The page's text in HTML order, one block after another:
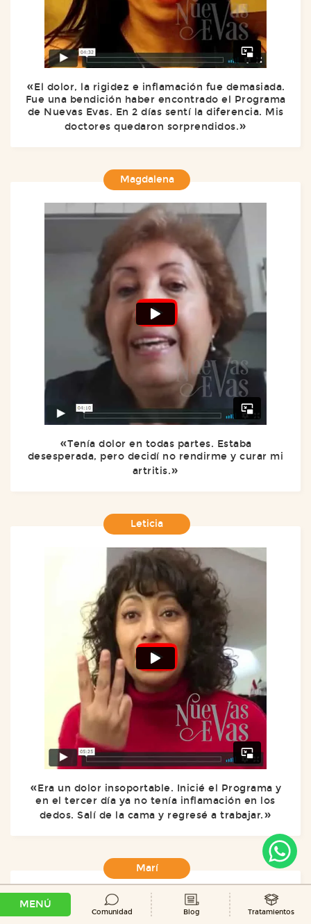
El dolor, la rigidez e inflamación fue demasiada.
Fue una bendición haber encontrado el Programa
de Nuevas Evas. En 2 días sentí la diferencia. Mis
doctores quedaron sorprendidos.
Magdalena
Tenía dolor en todas partes. Estaba
desesperada, pero decidí no rendirme y curar mi
artritis.
Leticia
Era un dolor insoportable. Inicié el Programa y
en el tercer día ya no tenía inflamación en los
dedos. Salí de la cama y regresé a trabajar.
Marí
MENÚ
Comunidad Blog Tratamientos